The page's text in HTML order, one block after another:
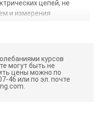
цепей, не
и измерения
или величины
объекте.
по схеме измерителя
шкалой и состоят из
переменного
курсов
могут быть не
цены можно по
46 или по эл. почте